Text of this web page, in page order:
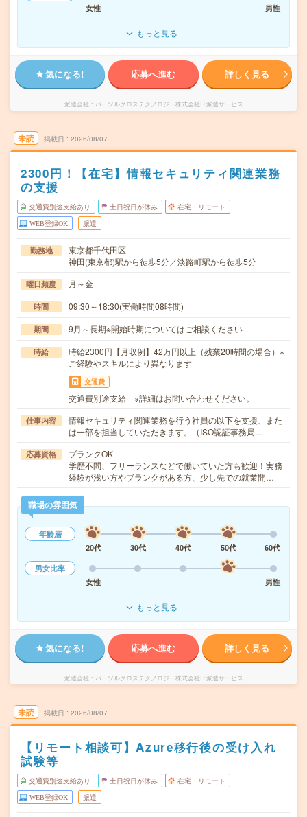
女性
男性
もっと見る
気になる! 応募へ進む 詳しく見る
派遣会社 パーソルクロステクノロジー株式会社IT派遣サービス
未読 掲載日 2026/08/07
2300円！【在宅】情報セキュリティ関連業務
の支援
交通費別途支給あり 土日祝日が休み 在宅・リモート
WEB登録OK 派遣
勤務地
東京都千代田区
神田(東京都)駅から徒歩5分／淡路町駅から徒歩5分
曜日頻度 月～金
時間 09:30～18:30(実働時間08時間)
期間 9月～長期※開始時期についてはご相談ください
時給
時給2300円【月収例】42万円以上（残業20時間の場合）※
ご経験やスキルにより異なります
交通費
交通費別途支給 ※詳細はお問い合わせください。
仕事内容
情報セキュリティ関連業務を行う社員の以下を支援、また
は一部を担当していただきます。（ISO認証事務局…
応募資格
ブランクOK
学歴不問、フリーランスなどで働いていた方も歓迎！実務
経験が浅い方やブランクがある方、少し先での就業開…
職場の雰囲気
年齢層
20代
30代 40代 50代
60代
男女比率
女性
男性
もっと見る
気になる! 応募へ進む 詳しく見る
派遣会社 パーソルクロステクノロジー株式会社IT派遣サービス
未読 掲載日 2026/08/07
【リモート相談可】Azure移行後の受け入れ
試験等
交通費別途支給あり 土日祝日が休み 在宅・リモート
WEB登録OK 派遣